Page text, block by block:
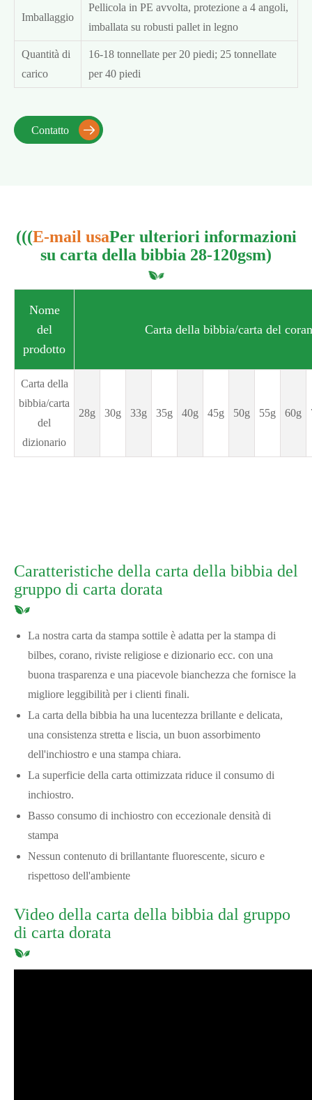
Imballaggio
Pellicola in PE avvolta, protezione a 4 angoli,
imballata su robusti pallet in legno
Quantità di
carico
16-18 tonnellate per 20 piedi; 25 tonnellate
per 40 piedi
Contatto 
(((E-mail usaPer ulteriori informazioni
su carta della bibbia 28-120gsm)
Nome
del
prodotto
Carta della bibbia/carta del
Carta della
bibbia/carta
del
dizionario
28g 30g 33g 35g 40g 45g 50g 55g 60g
Caratteristiche della carta della bibbia del
gruppo di carta dorata
La nostra carta da stampa sottile è adatta per la stampa di
bilbes, corano, riviste religiose e dizionario ecc. con una
buona trasparenza e una piacevole bianchezza che fornisce la
migliore leggibilità per i clienti finali.
La carta della bibbia ha una lucentezza brillante e delicata,
una consistenza stretta e liscia, un buon assorbimento
dell'inchiostro e una stampa chiara.
La superficie della carta ottimizzata riduce il consumo di
inchiostro.
Basso consumo di inchiostro con eccezionale densità di
stampa
Nessun contenuto di brillantante fluorescente, sicuro e
rispettoso dell'ambiente
Video della carta della bibbia dal gruppo
di carta dorata